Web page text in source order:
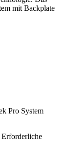
mit Backplate
Pro System
Erforderliche